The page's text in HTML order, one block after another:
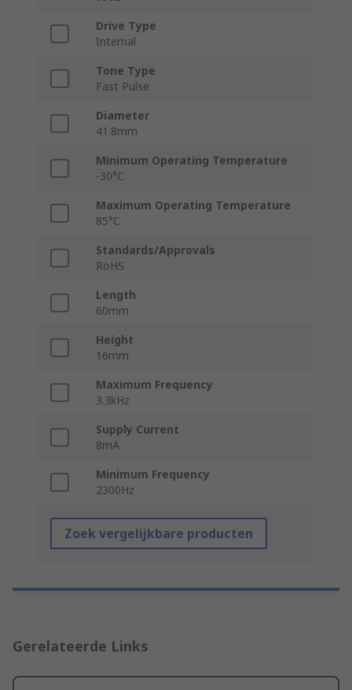
Drive Type
Internal
Tone Type
Fast Pulse
Diameter
41.8mm
Minimum Operating Temperature
-30°C
Maximum Operating Temperature
85°C
Standards/Approvals
RoHS
Length
60mm
Height
16mm
Maximum Frequency
3.3kHz
Supply Current
8mA
Minimum Frequency
2300Hz
Zoek vergelijkbare producten
Gerelateerde Links